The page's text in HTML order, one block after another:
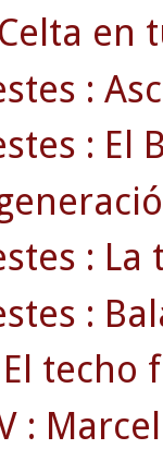
en
:
: El
:
:
: